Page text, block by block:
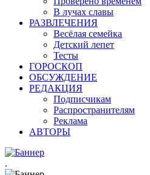
В лучах славы
РАЗВЛЕЧЕНИЯ
Весёлая семейка
Детский лепет
Тесты
ГОРОСКОП
ОБСУЖДЕНИЕ
РЕДАКЦИЯ
Подписчикам
Распространителям
Реклама
АВТОРЫ
.